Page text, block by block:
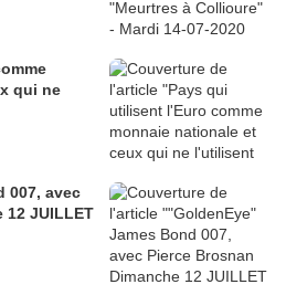
qui ne
007, avec
12 JUILLET